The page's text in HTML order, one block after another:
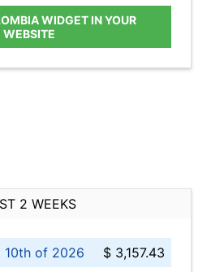
WIDGET IN YOUR
WEBSITE
2 WEEKS
10th of 2026
$ 3,157.43